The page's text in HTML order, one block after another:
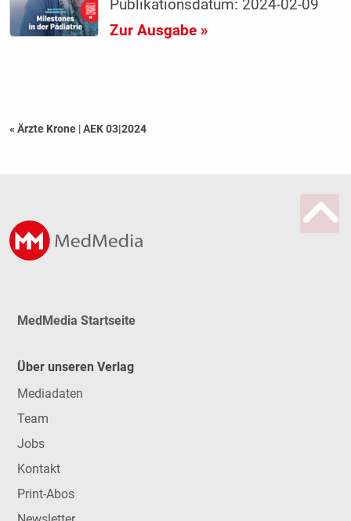
Publikationsdatum: 2024-02-09
Zur Ausgabe »
« Ärzte Krone |AEK 03|2024
MedMedia Startseite
Über unseren Verlag
Mediadaten
Team
Jobs
Kontakt
Print-Abos